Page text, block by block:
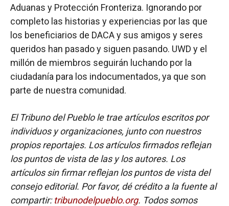
Aduanas y Protección Fronteriza. Ignorando por
completo las historias y experiencias por las que
los beneficiarios de DACA y sus amigos y seres
queridos han pasado y siguen pasando. UWD y el
millón de miembros seguirán luchando por la
ciudadanía para los indocumentados, ya que son
parte de nuestra comunidad.
El Tribuno del Pueblo le trae artículos escritos por
individuos y organizaciones, junto con nuestros
propios reportajes. Los artículos firmados reflejan
los puntos de vista de las y los autores. Los
artículos sin firmar reflejan los puntos de vista del
consejo editorial. Por favor, dé crédito a la fuente al
compartir:tribunodelpueblo.org. Todos somos